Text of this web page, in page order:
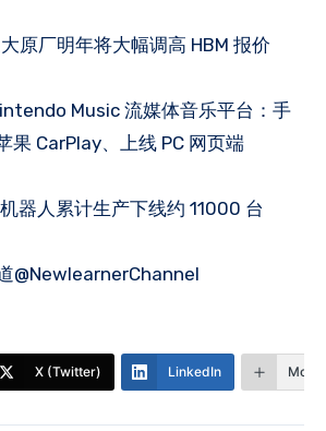
大原厂明年将大幅调高 HBM 报价
Music 流媒体音乐平台：手
果 CarPlay、上线 PC 网页端
器人累计生产下线约 11000 台
@NewlearnerChannel
X (Twitter) LinkedIn More